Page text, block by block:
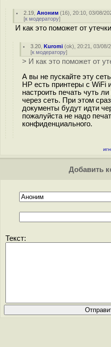
2.19 ,Аноним (16), 20:10, 03/08/
[к модератору]
И как это поможет от
3.20 ,Kuromi (ok), 20:21, 03/08/
[к модератору]
> И как это поможет от
А вы не пускайте эту
HP есть принтеры с WiFi
настроить печать чуть
через сеть. При этом
документы будут идти
пожалуйста не надо
конфиденциального.
Добавить
Текст: